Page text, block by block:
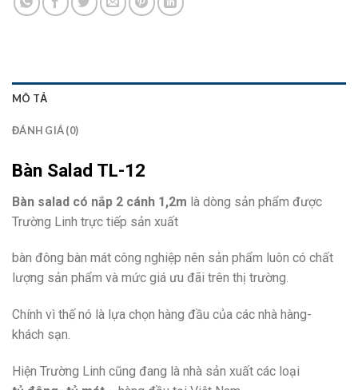
MÔ TẢ
ĐÁNH GIÁ (0)
Bàn Salad TL-12
Bàn salad có nắp 2 cánh 1,2m là dòng sản phẩm được
Trường Linh trực tiếp sản xuất
bàn đông bàn mát công nghiệp nên sản phẩm luôn có chất
lượng sản phẩm và mức giá ưu đãi trên thị trường.
Chính vì thế nó là lựa chọn hàng đầu của các nhà hàng-
khách sạn.
Hiện Trường Linh cũng đang là nhà sản xuất các loại